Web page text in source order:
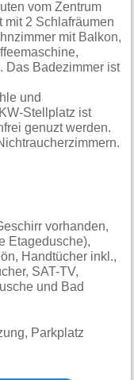
vom Zentrum
mit 2 Schlafräumen
mit Balkon,
Das Badezimmer ist
und
Stellplatz ist
genuzt werden.
vorhanden,
Etagedusche),
Handtücher inkl.,
SAT-TV,
und Bad
Parkplatz